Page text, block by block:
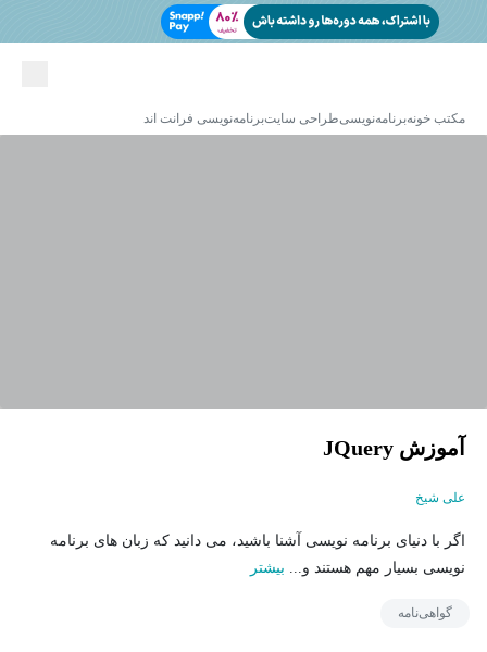
مکتب خونهبرنامه‌نویسیطراحی سایتبرنامه‌نویسی فرانت اند
آموزش JQuery
علی شیخ
اگر با دنیای برنامه نویسی آشنا باشید، می دانید که زبان های برنامه
نویسی بسیار مهم هستند و... بیشتر
گواهی‌نامه